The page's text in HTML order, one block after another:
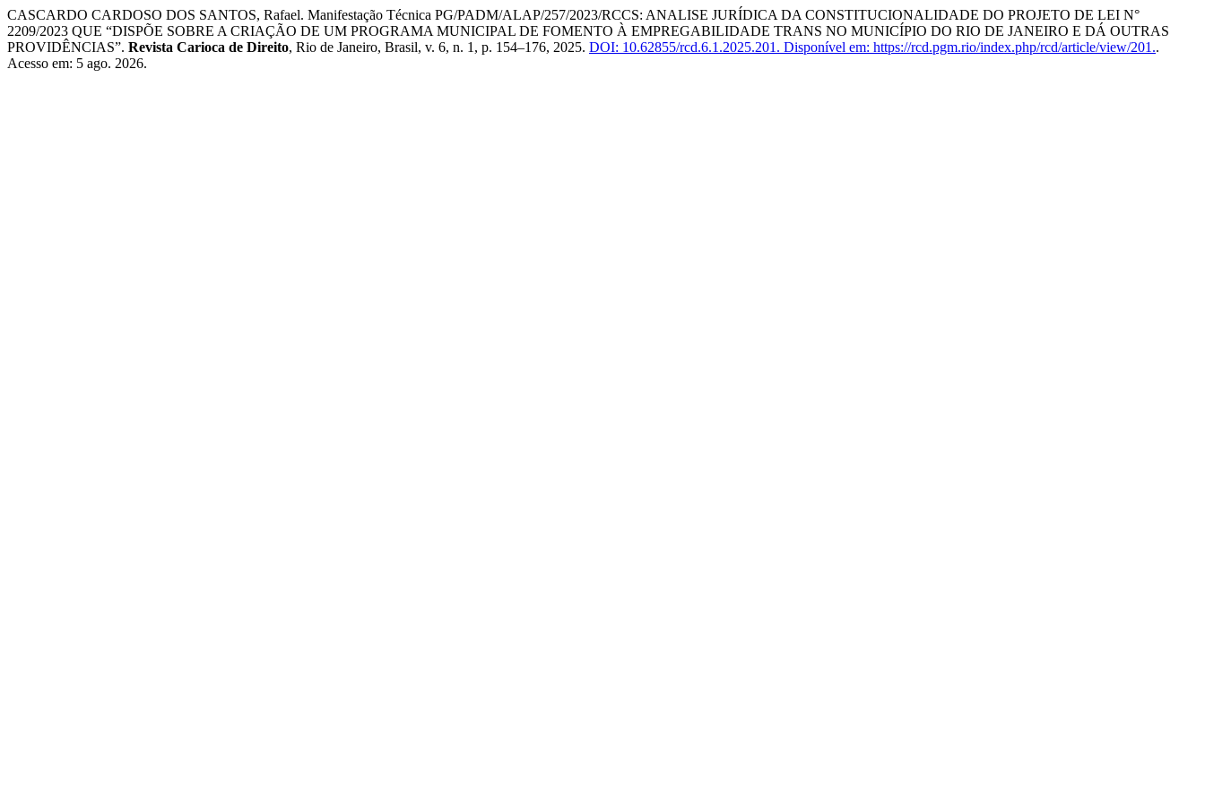
CASCARDO CARDOSO DOS SANTOS, Rafael. Manifestação Técnica PG/PADM/ALAP/257/2023/RCCS: ANALISE JURÍDICA DA CONSTITUCIONALIDADE DO PROJETO DE LEI N°
2209/2023 QUE “DISPÕE SOBRE A CRIAÇÃO DE UM PROGRAMA MUNICIPAL DE FOMENTO À EMPREGABILIDADE TRANS NO MUNICÍPIO DO RIO DE JANEIRO E DÁ OUTRAS
PROVIDÊNCIAS”. Revista Carioca de Direito, Rio de Janeiro, Brasil, v. 6, n. 1, p. 154–176, 2025. DOI: 10.62855/rcd.6.1.2025.201. Disponível em: https://rcd.pgm.rio/index.php/rcd/article/view/201..
Acesso em: 5 ago. 2026.